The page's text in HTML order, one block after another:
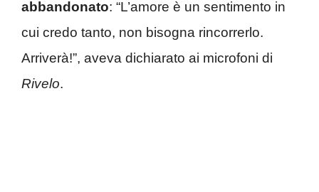
abbandonato: “L’amore è un sentimento in
cui credo tanto, non bisogna rincorrerlo.
Arriverà!”, aveva dichiarato ai microfoni di
Rivelo.